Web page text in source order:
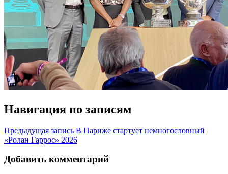
Навигация по записям
Предыдущая запись В Париже стартует немногословный
«Ролан Гаррос» 2026
Добавить комментарий